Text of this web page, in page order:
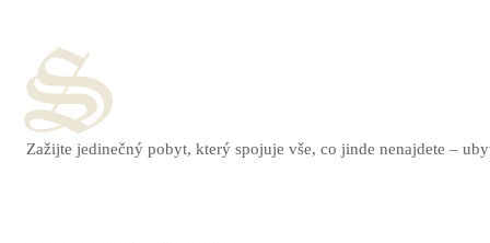
Zažijte jedinečný pobyt, který spojuje vše, co jinde nenajdete –